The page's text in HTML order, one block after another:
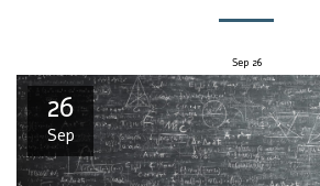
26
Sep
26
Sep